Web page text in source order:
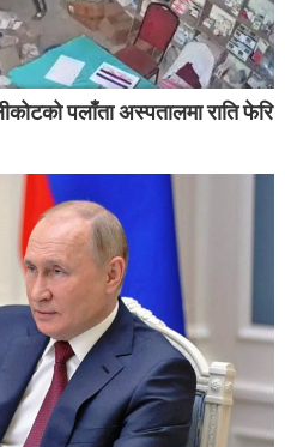
पलाँता अस्पतालमा राति फेरि